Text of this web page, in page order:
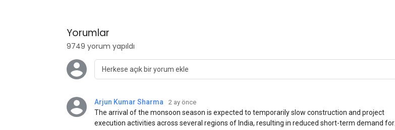
Yorumlar
9749 yorum yapıldı
Arjun Kumar Sharma 2 ay önce
The arrival of the monsoon season is expected to temporarily slow construction and project
execution activities across several regions of India, resulting in reduced short-term demand for